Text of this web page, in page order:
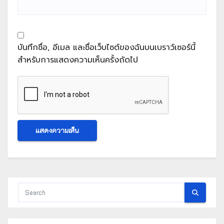
บันทึกชื่อ, อีเมล และชื่อเว็บไซต์ของฉันบนเบราว์เซอร์นี้
สำหรับการแสดงความเห็นครั้งถัดไป